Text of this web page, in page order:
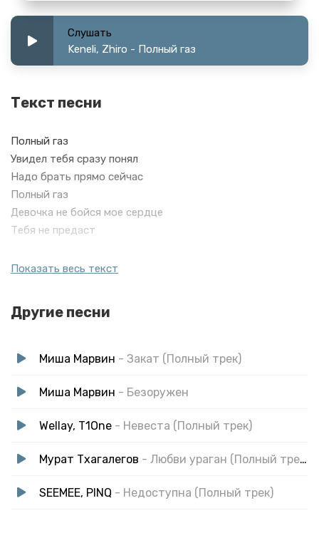
Слушать
Keneli, Zhiro - Полный газ
Текст песни
Полный газ
Увидел тебя сразу понял
Надо брать прямо сейчас
Полный газ
Девочка не бойся мое сердце
Тебя не предаст
Полный газ
Полный газ
Тебя не предаст
Показать весь текст
Другие песни
Миша Марвин - Закат (Полный трек)
Миша Марвин - Безоружен
Wellay, T1One - Невеста (Полный трек)
Мурат Тхагалегов - Любви ураган (Полный трек)
SEEMEE, PINQ - Недоступна (Полный трек)